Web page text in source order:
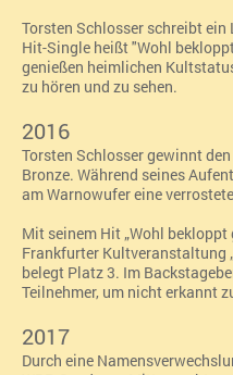
Torsten Schlosser schreibt
Hit-Single heißt "Wohl
genießen heimlichen
zu hören und zu sehen.
2016
Torsten Schlosser gewinnt den
Bronze. Während seines
am Warnowufer eine
Mit seinem Hit „Wohl
Frankfurter Kultveranstaltung
belegt Platz 3. Im
Teilnehmer, um nicht erkannt
2017
Durch eine